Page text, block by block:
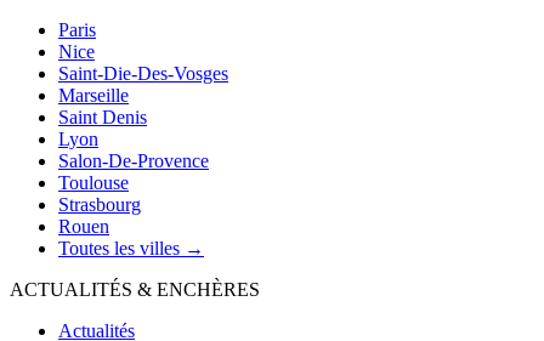
Paris
Nice
Saint-Die-Des-Vosges
Marseille
Saint Denis
Lyon
Salon-De-Provence
Toulouse
Strasbourg
Rouen
Toutes les villes →
ACTUALITÉS & ENCHÈRES
Actualités